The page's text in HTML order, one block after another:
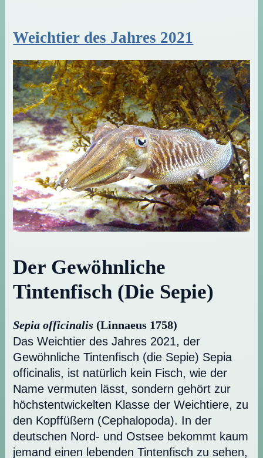
Weichtier des Jahres 2021
Der Gewöhnliche
Tintenfisch (Die Sepie)
Sepia officinalis (Linnaeus 1758)
Das Weichtier des Jahres 2021, der
Gewöhnliche Tintenfisch (die Sepie) Sepia
officinalis, ist natürlich kein Fisch, wie der
Name vermuten lässt, sondern gehört zur
höchstentwickelten Klasse der Weichtiere, zu
den Kopffüßern (Cephalopoda). In der
deutschen Nord- und Ostsee bekommt kaum
jemand einen lebenden Tintenfisch zu sehen,